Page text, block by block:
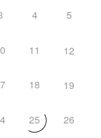
4 5
11 12
18 19
25 26